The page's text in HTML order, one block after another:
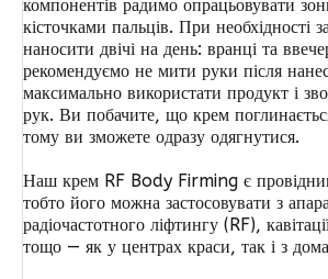
компонентів радимо опрацьовувати
кісточками пальців. При необхідності
наносити двічі на день: вранці та
рекомендуємо не мити руки після
максимально використати продукт і
рук. Ви побачите, що крем
тому ви зможете одразу одягнутися.
Наш крем RF Body Firming є
тобто його можна застосовувати з
радіочастотного ліфтингу (RF),
тощо — як у центрах краси, так і з